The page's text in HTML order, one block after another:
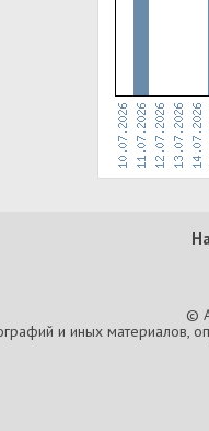
©
и иных материалов,